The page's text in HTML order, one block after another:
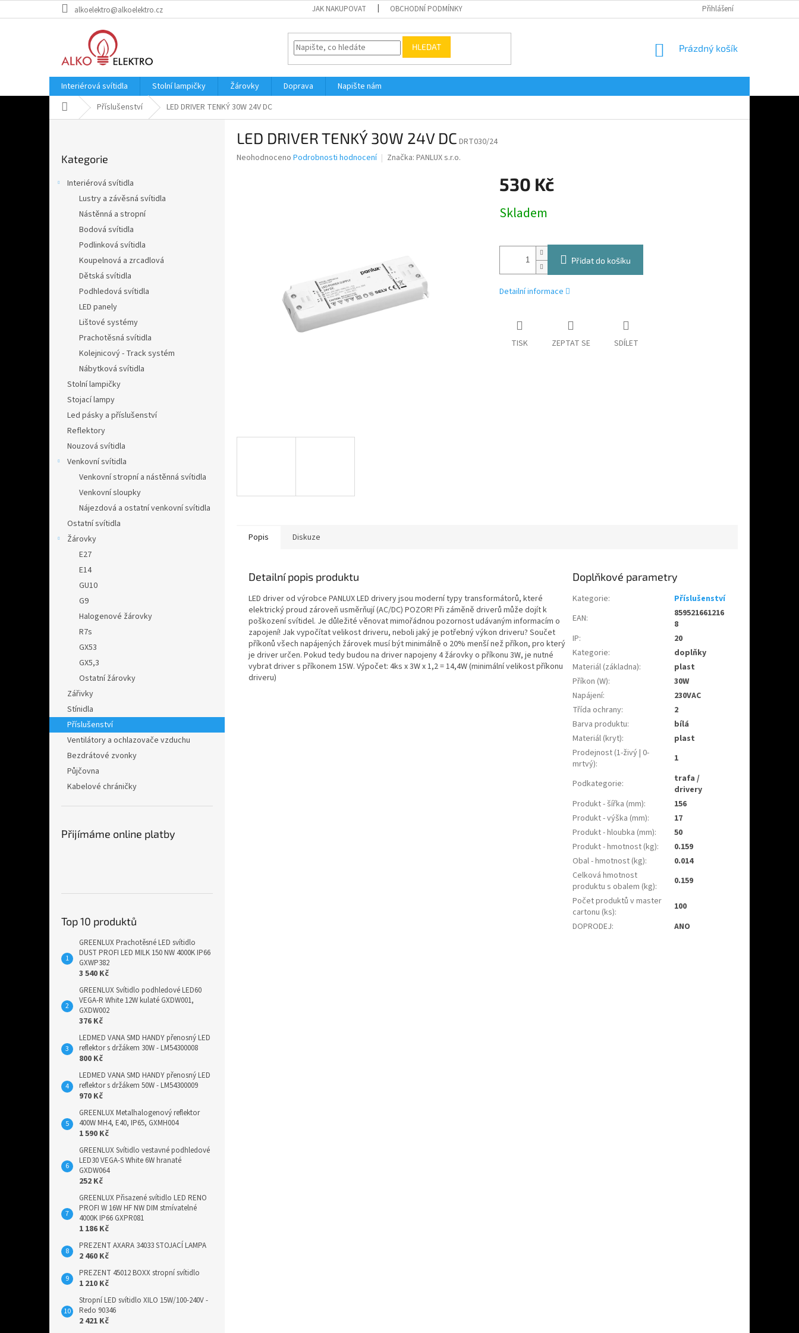
na
alkoelektro@alkoelektro.cz JAK NAKUPOVAT OBCHODNÍ PODMÍNKY Přihlášení
HLEDAT
NÁKUPNÍ
Prázdný košík
Interiérová svítidla Stolní lampičky Žárovky Doprava
Napište nám
Domů Příslušenství LED DRIVER TENKÝ 30W 24V DC
kategorie
Kategorie
Interiérová svítidla
Lustry a závěsná svítidla
Nástěnná a stropní
Bodová svítidla
Podlinková svítidla
Koupelnová a zrcadlová
Dětská svítidla
Podhledová svítidla
LED panely
Lištové systémy
Prachotěsná svítidla
Kolejnicový - Track systém
Nábytková svítidla
Stolní lampičky
Stojací lampy
Led pásky a příslušenství
Reflektory
Nouzová svítidla
Venkovní svítidla
Venkovní stropní a nástěnná svítidla
Venkovní sloupky
Nájezdová a ostatní venkovní svítidla
Ostatní svítidla
Žárovky
E27
E14
GU10
G9
Halogenové žárovky
R7s
GX53
GX5,3
Ostatní žárovky
Zářivky
Stínidla
Příslušenství
Ventilátory a ochlazovače vzduchu
Bezdrátové zvonky
Půjčovna
Kabelové chráničky
Přijímáme online platby
Top 10 produktů
GREENLUX Prachotěsné LED svítidlo
DUST PROFI LED MILK 150 NW 4000K IP66
GXWP382
3 540 Kč
GREENLUX Svítidlo podhledové LED60
VEGA-R White 12W kulaté GXDW001,
GXDW002
376 Kč
LEDMED VANA SMD HANDY přenosný LED
reflektor s držákem 30W - LM54300008
800 Kč
LEDMED VANA SMD HANDY přenosný LED
reflektor s držákem 50W - LM54300009
970 Kč
GREENLUX Metalhalogenový reflektor
400W MH4, E40, IP65, GXMH004
1 590 Kč
GREENLUX Svítidlo vestavné podhledové
LED30 VEGA-S White 6W hranaté
GXDW064
252 Kč
GREENLUX Přisazené svítidlo LED RENO
PROFI W 16W HF NW DIM stmívatelné
4000K IP66 GXPR081
1 186 Kč
PREZENT AXARA 34033 STOJACÍ LAMPA
2 460 Kč
PREZENT 45012 BOXX stropní svítidlo
1 210 Kč
Stropní LED svítidlo XILO 15W/100-240V -
Redo 90346
2 421 Kč
LED DRIVER TENKÝ 30W 24V DC DRT030/24
Průměrné
Neohodnoceno Podrobnosti hodnocení Značka: PANLUX s.r.o.
530 Kč
cena:
Skladem
Přidat do košíku
Detailní informace
TISK ZEPTAT SE SDÍLET
Popis Diskuze
Detailní popis produktu
LED driver od výrobce PANLUX LED drivery jsou moderní typy transformátorů, které
elektrický proud zároveň usměrňují (AC/DC) POZOR! Při záměně driverů může dojít k
poškození svítidel. Je důležité věnovat mimořádnou pozornost udávaným informacím o
zapojení! Jak vypočítat velikost driveru, neboli jaký je potřebný výkon driveru? Součet
příkonů všech napájených žárovek musí být minimálně o 20% menší než příkon, pro který
je driver určen. Pokud tedy budou na driver napojeny 4 žárovky o příkonu 3W, je nutné
vybrat driver s příkonem 15W. Výpočet: 4ks x 3W x 1,2 = 14,4W (minimální velikost příkonu
driveru)
Doplňkové parametry
Kategorie:
Příslušenství
EAN:
859521661216
8
IP:
20
Kategorie:
doplňky
Materiál (základna):
plast
Příkon (W):
30W
Napájení:
230VAC
Třída ochrany:
2
Barva produktu:
bílá
Materiál (kryt):
plast
Prodejnost (1-živý | 0-
mrtvý): 1
Podkategorie:
trafa /
drivery
Produkt - šířka (mm):
156
Produkt - výška (mm):
17
Produkt - hloubka (mm):
50
Produkt - hmotnost (kg):
0.159
Obal - hmotnost (kg):
0.014
Celková hmotnost
produktu s obalem (kg):
0.159
Počet produktů v master
cartonu (ks):
100
DOPRODEJ: ANO